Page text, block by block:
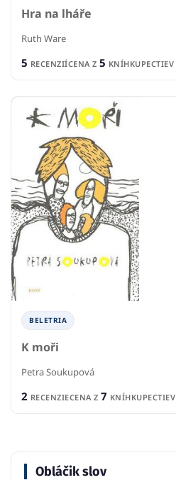
Hra na lháře
Ruth Ware
5 RECENZIÍCENA Z 5 KNÍHKUPECTIEV
BELETRIA
K moři
Petra Soukupová
2 RECENZIECENA Z 7 KNÍHKUPECTIEV
Obláčik slov